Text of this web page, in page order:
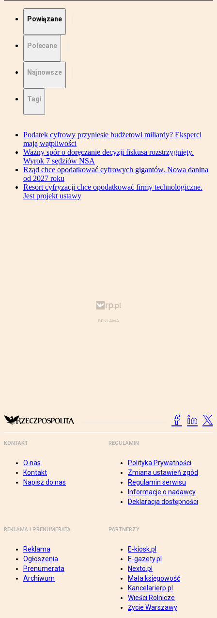
Powiązane
Polecane
Najnowsze
Tagi
Podatek cyfrowy przyniesie budżetowi miliardy? Eksperci
mają wątpliwości
Ważny spór o doręczanie decyzji fiskusa rozstrzygnięty.
Wyrok 7 sędziów NSA
Rząd chce opodatkować cyfrowych gigantów. Nowa danina
od 2027 roku
Resort cyfryzacji chce opodatkować firmy technologiczne.
Jest projekt ustawy
KONTAKT
O nas
Kontakt
Napisz do nas
REGULAMIN
Polityka Prywatności
Zmiana ustawień zgód
Regulamin serwisu
Informacje o nadawcy
Deklaracja dostępności
REKLAMA I PRENUMERATA
Reklama
Ogłoszenia
Prenumerata
Archiwum
PARTNERZY
E-kiosk.pl
E-gazety.pl
Nexto.pl
Mała księgowość
Kancelarierp.pl
Wieści Rolnicze
Życie Warszawy